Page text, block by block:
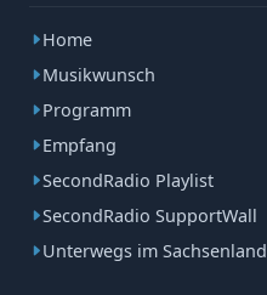
Home
Musikwunsch
Programm
Empfang
SecondRadio Playlist
SecondRadio SupportWall
Unterwegs im Sachsenland